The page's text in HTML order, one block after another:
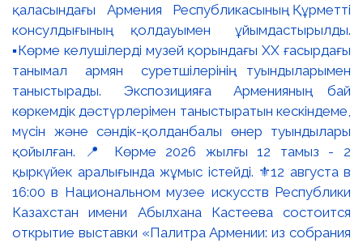
қаласындағы Армения Республикасының Құрметті
консулдығының қолдауымен ұйымдастырылды.
▪️Көрме келушілерді музей қорындағы ХХ ғасырдағы
танымал армян суретшілерінің туындыларымен
таныстырады. Экспозицияға Арменияның бай
көркемдік дәстүрлерімен таныстыратын кескіндеме,
мүсін және сәндік-қолданбалы өнер туындылары
қойылған. 📍 Көрме 2026 жылғы 12 тамыз - 2
қыркүйек аралығында жұмыс істейді. ⚜️12 августа в
16:00 в Национальном музее искусств Республики
Казахстан имени Абылхана Кастеева состоится
открытие выставки «Палитра Армении: из собрания